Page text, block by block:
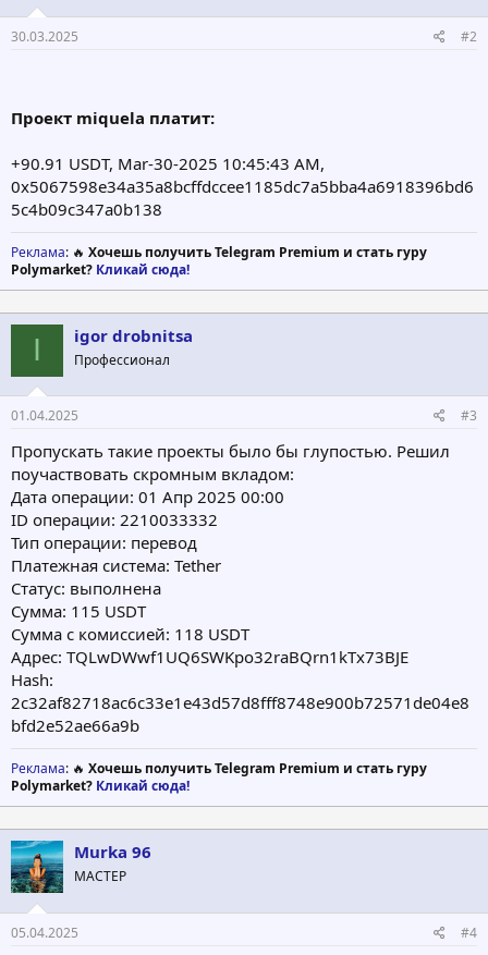
30.03.2025 #2
Проект miquela платит:
+90.91 USDT, Mar-30-2025 10:45:43 AM,
0x5067598e34a35a8bcffdccee1185dc7a5bba4a6918396bd6
5c4b09c347a0b138
Реклама: 🔥 Хочешь получить Telegram Premium и стать гуру
Polymarket? Кликай сюда!
I igor drobnitsa
Профессионал
01.04.2025 #3
Пропускать такие проекты было бы глупостью. Решил
поучаствовать скромным вкладом:
Дата операции: 01 Апр 2025 00:00
ID операции: 2210033332
Тип операции: перевод
Платежная система: Tether
Статус: выполнена
Сумма: 115 USDT
Сумма с комиссией: 118 USDT
Адрес: TQLwDWwf1UQ6SWKpo32raBQrn1kTx73BJE
Hash:
2c32af82718ac6c33e1e43d57d8fff8748e900b72571de04e8
bfd2e52ae66a9b
Реклама: 🔥 Хочешь получить Telegram Premium и стать гуру
Polymarket? Кликай сюда!
Murka 96
МАСТЕР
05.04.2025 #4